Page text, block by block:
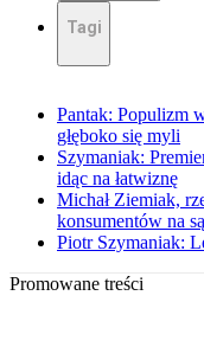
Tagi
Pantak: Populizm
głęboko się myli
Szymaniak:
idąc na łatwiznę
Michał Ziemiak,
konsumentów na
Piotr Szymaniak:
Promowane treści